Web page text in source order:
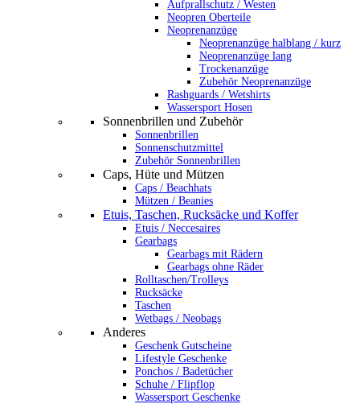
Aufprallschutz / Westen
Neopren Oberteile
Neoprenanzüge
Neoprenanzüge halblang / kurz
Neoprenanzüge lang
Trockenanzüge
Zubehör Neoprenanzüge
Rashguards / Wetshirts
Wassersport Hosen
Sonnenbrillen und Zubehör
Sonnenbrillen
Sonnenschutzmittel
Zubehör Sonnenbrillen
Caps, Hüte und Mützen
Caps / Beachhats
Mützen / Beanies
Etuis, Taschen, Rucksäcke und Koffer
Etuis / Neccesaires
Gearbags
Gearbags mit Rädern
Gearbags ohne Räder
Rolltaschen/Trolleys
Rucksäcke
Taschen
Wetbags / Neobags
Anderes
Geschenk Gutscheine
Lifestyle Geschenke
Ponchos / Badetücher
Schuhe / Flipflop
Wassersport Geschenke